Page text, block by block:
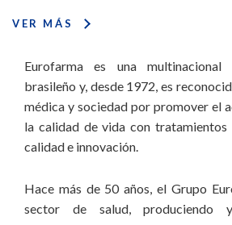
3. Desarrollo sostenible:
financiera, las prácticas comerciales
la preservación del medio ambiente:
para el equilibrio de nuestras
4. Enfoque en Salud:
farmacéuticos, por medio de
operaciones internacionales y
VER MÁS
Eurofarma es una
brasileño y, desde 1972, es
médica y sociedad por promover el
la calidad de vida con tratamientos
calidad e innovación.
Hace más de 50 años, el Grupo
sector de salud, produciendo y